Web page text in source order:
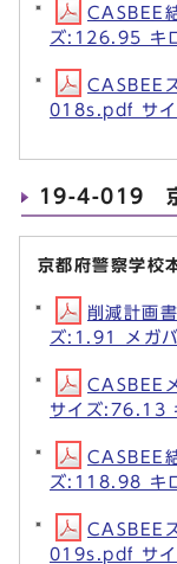
CASBEE
ズ:126.95 キ
CASBEE
018s.pdf サ
19-4-019 京
京都府警察学校
削減計画
ズ:1.91 メガ
CASBEE
サイズ:76.13
CASBEE
ズ:118.98 キ
CASBEE
019s.pdf サ